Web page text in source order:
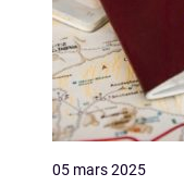
05 mars 2025